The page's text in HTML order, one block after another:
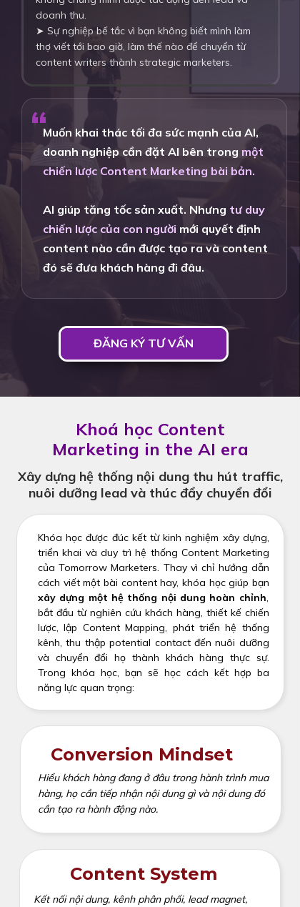
“Muốn khai thác tối đa sức mạnh của AI,
doanh nghiệp cần đặt AI bên trong một
chiến lược Content Marketing bài bản.
AI giúp tăng tốc sản xuất. Nhưng tư duy
chiến lược của con người mới quyết định
content nào cần được tạo ra và content
đó sẽ đưa khách hàng đi đâu.
ĐĂNG KÝ TƯ VẤN
doanh thu.
➤ Sự nghiệp bế tắc vì bạn không biết mình làm
thợ viết tới bao giờ, làm thế nào để chuyển từ
content writers thành strategic marketers.
Khoá học Content
Marketing in the AI era
Conversion Mindset
Hiểu khách hàng đang ở đâu trong hành trình mua
hàng, họ cần tiếp nhận nội dung gì và nội dung đó
cần tạo ra hành động nào.
Content System
Kết nối nội dung, kênh phân phối, lead magnet,
Xây dựng hệ thống nội dung thu hút traffic,
nuôi dưỡng lead và thúc đẩy chuyển đổi
Khóa học được đúc kết từ kinh nghiệm xây dựng,
triển khai và duy trì hệ thống Content Marketing
của Tomorrow Marketers. Thay vì chỉ hướng dẫn
cách viết một bài content hay, khóa học giúp bạn
xây dựng một hệ thống nội dung hoàn chỉnh,
bắt đầu từ nghiên cứu khách hàng, thiết kế chiến
lược, lập Content Mapping, phát triển hệ thống
kênh, thu thập potential contact đến nuôi dưỡng
và chuyển đổi họ thành khách hàng thực sự.
Trong khóa học, bạn sẽ học cách kết hợp ba
năng lực quan trọng: